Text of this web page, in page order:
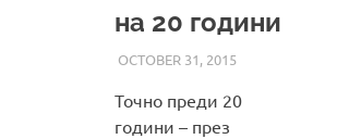
на 20 години
OCTOBER 31, 2015ADMIN
Точно преди 20
години – през